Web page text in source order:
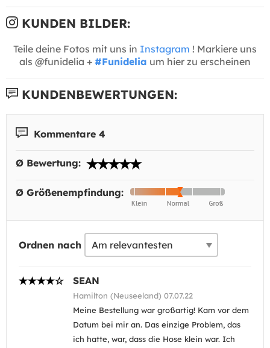
KUNDEN BILDER:
Teile deine Fotos mit uns in Instagram ! Markiere uns
als @funidelia + #Funidelia um hier zu erscheinen
KUNDENBEWERTUNGEN:
Kommentare 4
Ø Bewertung:
Ø Größenempfindung:
Ordnen nach
SEAN
Hamilton (Neuseeland) 07.07.22
Meine Bestellung war großartig! Kam vor dem
Datum bei mir an. Das einzige Problem, das
ich hatte, war, dass die Hose klein war. Ich